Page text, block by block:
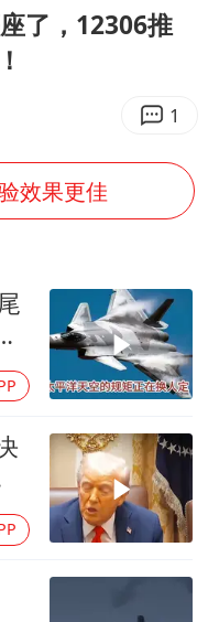
奖开幕式红裙起舞
湾从来没有“独立”过
泰国初中生饮弹自尽前开了26枪
唱会取消
女儿为争财产堵门阻挠父亲出殡
控了
体育强国建设
了，12306推
1
效果更佳